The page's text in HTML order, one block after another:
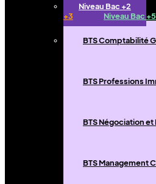
Niveau Bac +2
+3
Niveau Bac +5
BTS Comptabilité
BTS Professions
BTS Négociation
BTS Management